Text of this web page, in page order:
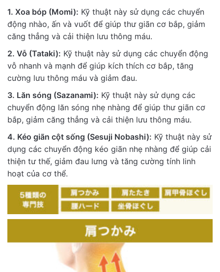
1. Xoa bóp (Momi): Kỹ thuật này sử dụng các chuyển
động nhào, ấn và vuốt để giúp thư giãn cơ bắp, giảm
căng thẳng và cải thiện lưu thông máu.
2. Vỗ (Tataki): Kỹ thuật này sử dụng các chuyển động
vỗ nhanh và mạnh để giúp kích thích cơ bắp, tăng
cường lưu thông máu và giảm đau.
3. Lăn sóng (Sazanami): Kỹ thuật này sử dụng các
chuyển động lăn sóng nhẹ nhàng để giúp thư giãn cơ
bắp, giảm căng thẳng và cải thiện lưu thông máu.
4. Kéo giãn cột sống (Sesuji Nobashi): Kỹ thuật này sử
dụng các chuyển động kéo giãn nhẹ nhàng để giúp cải
thiện tư thế, giảm đau lưng và tăng cường tính linh
hoạt của cơ thể.